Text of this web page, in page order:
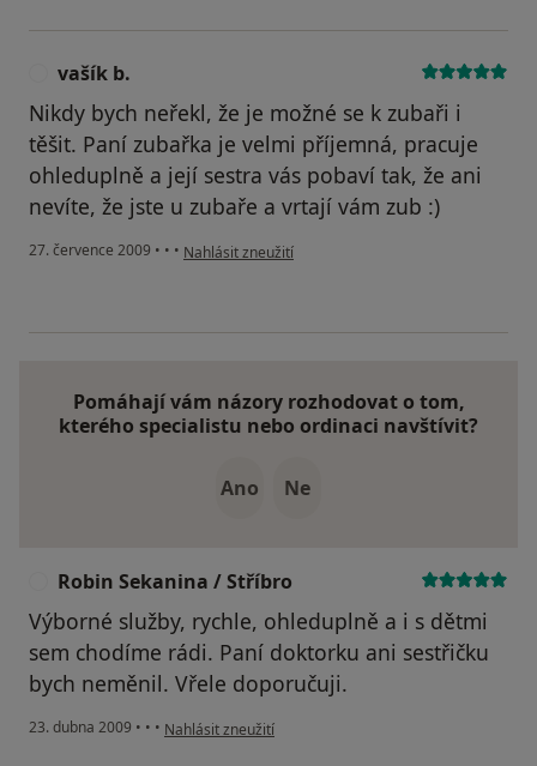
vašík b.
Nikdy bych neřekl, že je možné se k zubaři i
těšit. Paní zubařka je velmi příjemná, pracuje
ohleduplně a její sestra vás pobaví tak, že ani
nevíte, že jste u zubaře a vrtají vám zub :)
27. července 2009 • • • podle názoru uživatele vašík b.
Nahlásit zneužití
Pomáhají vám názory rozhodovat o tom,
kterého specialistu nebo ordinaci navštívit?
Ano Ne
Robin Sekanina / Stříbro
Výborné služby, rychle, ohleduplně a i s dětmi
sem chodíme rádi. Paní doktorku ani sestřičku
bych neměnil. Vřele doporučuji.
23. dubna 2009 • • • podle názoru uživatele Robin Sekanina / Stříbro
Nahlásit zneužití